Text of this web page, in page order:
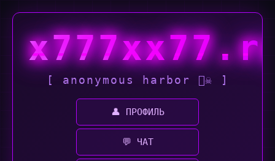
[ anonymous harbor 🏴‍☠️ ]
👤 ПРОФИЛЬ
💬 ЧАТ